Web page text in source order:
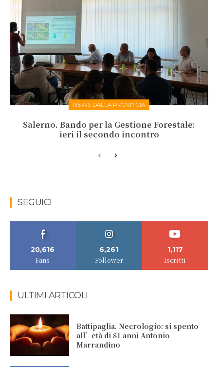
NEWS DALLA PROVINCIA
Salerno. Bando per la Gestione Forestale:
ieri il secondo incontro
SEGUICI
20,616
Fans
6,261
Follower
1,117
Iscritti
ULTIMI ARTICOLI
Battipaglia. Necrologio: si spento
all’età di 81 anni Antonio
Marrandino